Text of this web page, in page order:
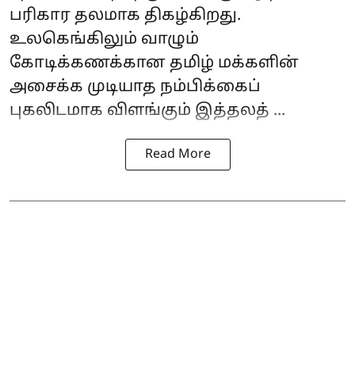
பரிகார தலமாக திகழ்கிறது.
உலகெங்கிலும் வாழும்
கோடிக்கணக்கான தமிழ் மக்களின்
அசைக்க முடியாத நம்பிக்கைப்
புகலிடமாக விளங்கும் இத்தலத் ...
Read More